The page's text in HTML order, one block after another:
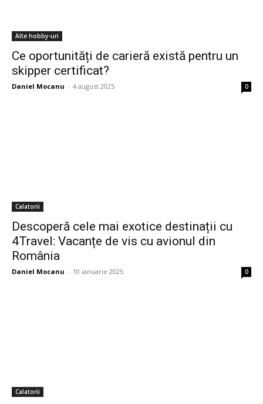
Alte hobby-uri
Ce oportunități de carieră există pentru un
skipper certificat?
Daniel Mocanu - 4 august 2025 0
Calatorii
Descoperă cele mai exotice destinații cu
4Travel: Vacanțe de vis cu avionul din
România
Daniel Mocanu - 10 ianuarie 2025 0
Calatorii